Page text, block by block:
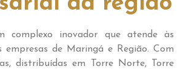
inovador que atende às
empresas de Maringá e Região. Com
distribuídas em Torre Norte, Torre